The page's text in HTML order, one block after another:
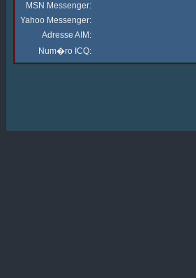
MSN Messenger:
Yahoo Messenger:
Adresse AIM:
Num�ro ICQ: